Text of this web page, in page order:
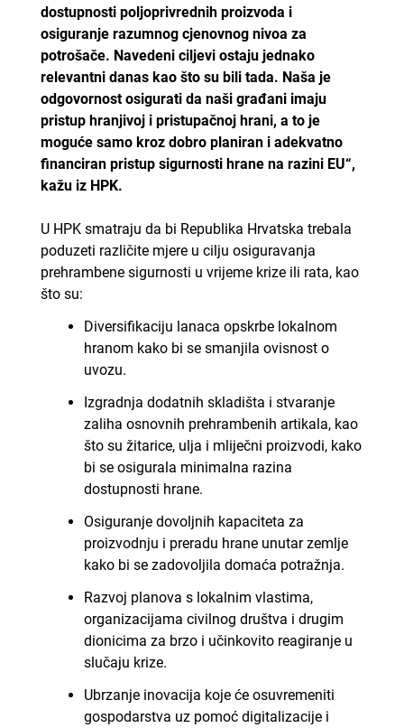
dostupnosti poljoprivrednih proizvoda i
osiguranje razumnog cjenovnog nivoa za
potrošače. Navedeni ciljevi ostaju jednako
relevantni danas kao što su bili tada. Naša je
odgovornost osigurati da naši građani imaju
pristup hranjivoj i pristupačnoj hrani, a to je
moguće samo kroz dobro planiran i adekvatno
financiran pristup sigurnosti hrane na razini EU“,
kažu iz HPK.
U HPK smatraju da bi Republika Hrvatska trebala
poduzeti različite mjere u cilju osiguravanja
prehrambene sigurnosti u vrijeme krize ili rata, kao
što su:
Diversifikaciju lanaca opskrbe lokalnom
hranom kako bi se smanjila ovisnost o
uvozu.
Izgradnja dodatnih skladišta i stvaranje
zaliha osnovnih prehrambenih artikala, kao
što su žitarice, ulja i mliječni proizvodi, kako
bi se osigurala minimalna razina
dostupnosti hrane.
Osiguranje dovoljnih kapaciteta za
proizvodnju i preradu hrane unutar zemlje
kako bi se zadovoljila domaća potražnja.
Razvoj planova s lokalnim vlastima,
organizacijama civilnog društva i drugim
dionicima za brzo i učinkovito reagiranje u
slučaju krize.
Ubrzanje inovacija koje će osuvremeniti
gospodarstva uz pomoć digitalizacije i